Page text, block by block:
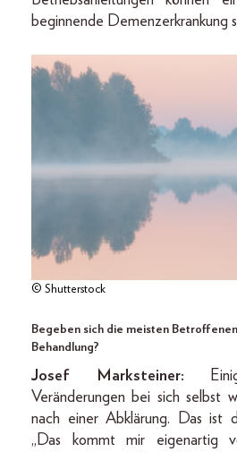
beginnende Demenzerkrankung
© Shutterstock
Begeben sich die meisten
Behandlung?
Josef Marksteiner:
Veränderungen bei sich selbst
nach einer Abklärung. Das ist
„Das kommt mir eigenartig